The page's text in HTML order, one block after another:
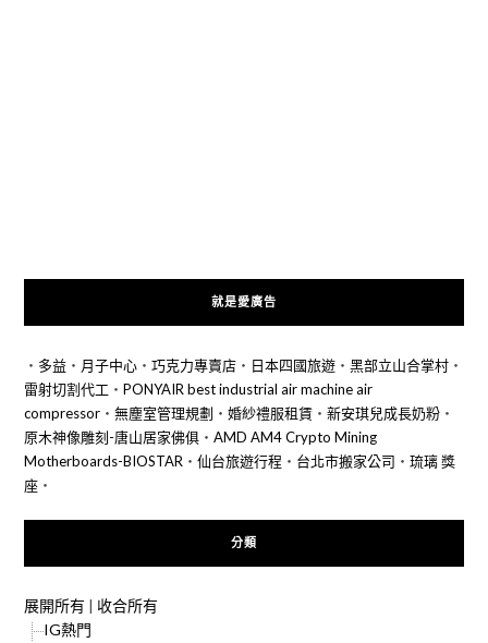
就是愛廣告
‧ 多益‧ 月子中心‧ 巧克力專賣店‧ 日本四國旅遊‧ 黑部立山合掌村‧
雷射切割代工 ‧ PONYAIR best industrial air machine air
compressor‧ 無塵室管理規劃 ‧ 婚紗禮服租賃‧ 新安琪兒成長奶粉‧
原木神像雕刻-唐山居家佛俱‧ AMD AM4 Crypto Mining
Motherboards-BIOSTAR‧ 仙台旅遊行程 ‧ 台北市搬家公司 ‧ 琉璃 獎
座‧
分類
展開所有| 收合所有
IG熱門